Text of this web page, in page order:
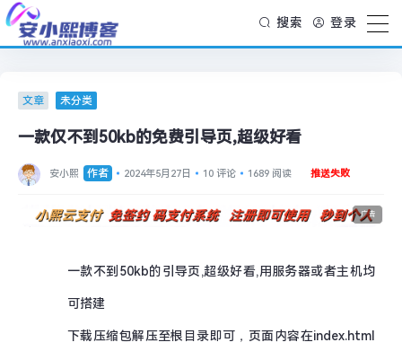
搜索 登录
文章 未分类
一款仅不到50kb的免费引导页,超级好看
安小熙 作者 2024年5月27日 10 评论 1689 阅读 推送失败
广告
一款不到50kb的引导页,超级好看,用服务器或者主机均
可搭建
下载压缩包解压至根目录即可，页面内容在index.html